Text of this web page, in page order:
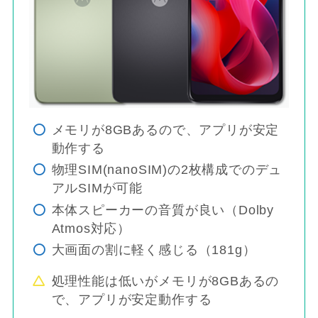
メモリが8GBあるので、アプリが安定
動作する
物理SIM(nanoSIM)の2枚構成でのデュ
アルSIMが可能
本体スピーカーの音質が良い（Dolby
Atmos対応）
大画面の割に軽く感じる（181g）
処理性能は低いがメモリが8GBあるの
で、アプリが安定動作する